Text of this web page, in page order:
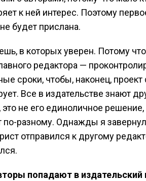
к ней интерес. Поэтому
будет прислана.
в которых уверен. Потому
редактора —
сроки, чтобы, наконец,
Все в издательстве знают
не его единоличное
по-разному. Однажды я
отправился к другому
попадают в издательский